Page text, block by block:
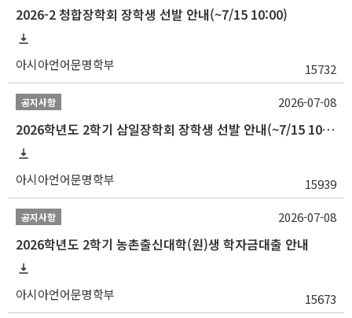
2026-2 청합장학회 장학생 선발 안내(~7/15 10:00)
아시아언어문명학부 15732
공지사항
2026학년도 2학기 삼일장학회 장학생 선발 안내(~7/15 10:00)
아시아언어문명학부 15939
2026-07-08
공지사항
2026학년도 2학기 농촌출신대학(원)생 학자금대출 안내
아시아언어문명학부 15673
2026-07-08